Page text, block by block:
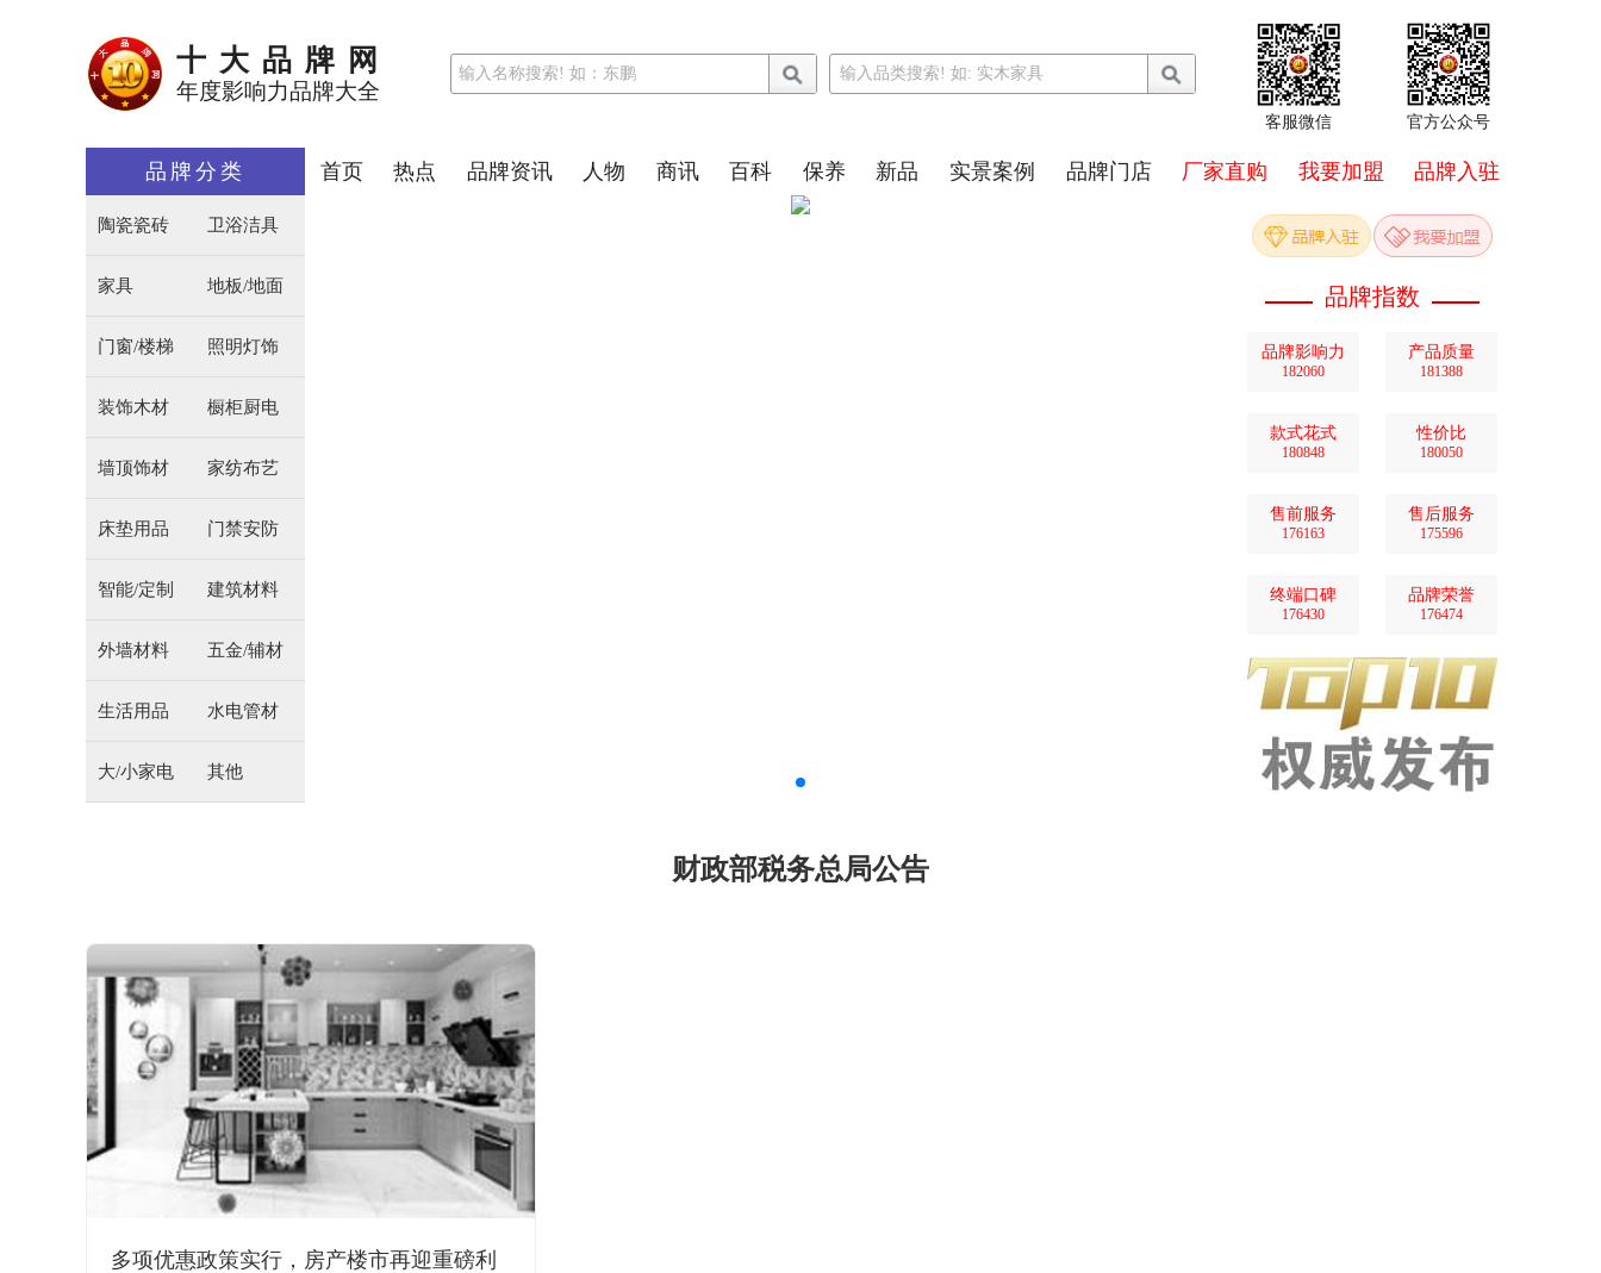
十大品牌网
年度影响力品牌大全
客服微信 官方公众号
品牌分类
陶瓷瓷砖 卫浴洁具
家具 地板/地面
门窗/楼梯 照明灯饰
装饰木材 橱柜厨电
墙顶饰材 家纺布艺
床垫用品 门禁安防
智能/定制 建筑材料
外墙材料 五金/辅材
生活用品 水电管材
大/小家电 其他
首页 热点 品牌资讯 人物 商讯 百科 保养 新品 实景案例 品牌门店 厂家直购 我要加盟 品牌入驻
品牌指数
品牌影响力
182060
产品质量
181388
款式花式
180848
性价比
180050
售前服务
176163
售后服务
175596
终端口碑
176430
品牌荣誉
176474
财政部税务总局公告
多项优惠政策实行，房产楼市再迎重磅利